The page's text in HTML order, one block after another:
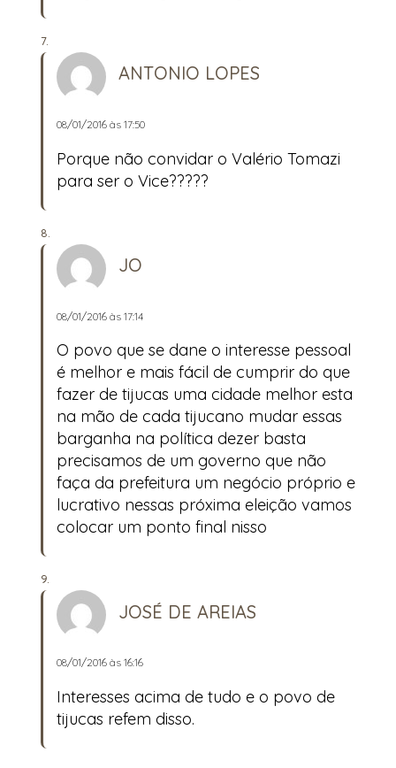
ANTONIO LOPES
08/01/2016 às 17:50
Porque não convidar o Valério Tomazi
para ser o Vice?????
JO
08/01/2016 às 17:14
O povo que se dane o interesse pessoal
é melhor e mais fácil de cumprir do que
fazer de tijucas uma cidade melhor esta
na mão de cada tijucano mudar essas
barganha na política dezer basta
precisamos de um governo que não
faça da prefeitura um negócio próprio e
lucrativo nessas próxima eleição vamos
colocar um ponto final nisso
JOSÉ DE AREIAS
08/01/2016 às 16:16
Interesses acima de tudo e o povo de
tijucas refem disso.